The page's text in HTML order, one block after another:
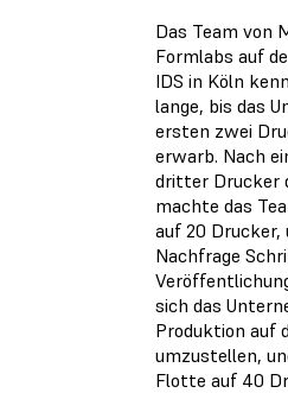
Das Team von
Formlabs auf
IDS in Köln
lange, bis das
ersten zwei
erwarb. Nach
dritter Drucker
machte das
auf 20
Nachfrage
sich das
Produktion auf
umzustellen,
Flotte auf 40